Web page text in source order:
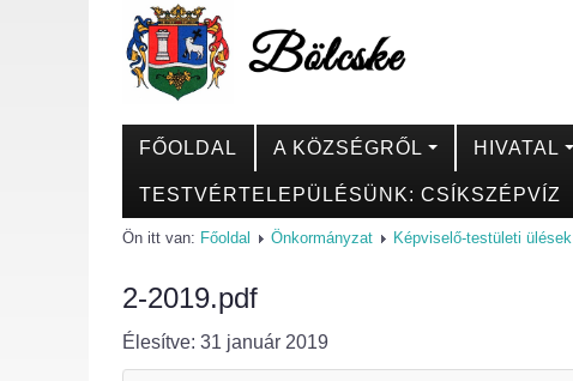
FŐOLDAL A KÖZSÉGRŐL HIVATAL
TESTVÉRTELEPÜLÉSÜNK: CSÍKSZÉPVÍZ
Ön itt van: Főoldal Önkormányzat Képviselő-testületi ülések
2-2019.pdf
Élesítve: 31 január 2019